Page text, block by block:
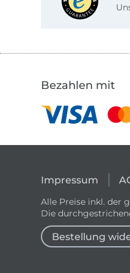
Bezahlen mit
Impressum
Alle Preise inkl. der
Die
Bestellung